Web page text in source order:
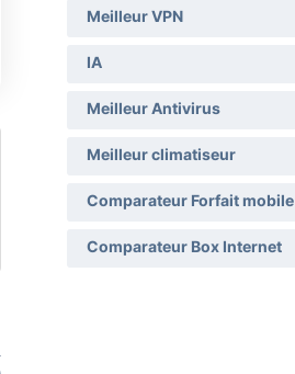
Meilleur VPN
IA
Meilleur Antivirus
Meilleur climatiseur
Comparateur Forfait mobile
Comparateur Box Internet